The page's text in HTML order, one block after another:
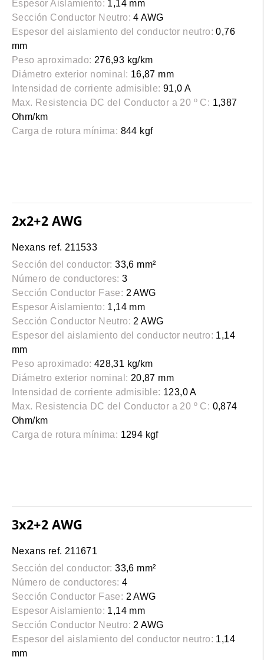
Espesor Aislamiento: 1,14 mm
Sección Conductor Neutro: 4 AWG
Espesor del aislamiento del conductor neutro: 0,76
mm
Peso aproximado: 276,93 kg/km
Diámetro exterior nominal: 16,87 mm
Intensidad de corriente admisible: 91,0 A
Max. Resistencia DC del Conductor a 20 º C: 1,387
Ohm/km
Carga de rotura mínima: 844 kgf
2x2+2 AWG
Nexans ref. 211533
Sección del conductor: 33,6 mm²
Número de conductores: 3
Sección Conductor Fase: 2 AWG
Espesor Aislamiento: 1,14 mm
Sección Conductor Neutro: 2 AWG
Espesor del aislamiento del conductor neutro: 1,14
mm
Peso aproximado: 428,31 kg/km
Diámetro exterior nominal: 20,87 mm
Intensidad de corriente admisible: 123,0 A
Max. Resistencia DC del Conductor a 20 º C: 0,874
Ohm/km
Carga de rotura mínima: 1294 kgf
3x2+2 AWG
Nexans ref. 211671
Sección del conductor: 33,6 mm²
Número de conductores: 4
Sección Conductor Fase: 2 AWG
Espesor Aislamiento: 1,14 mm
Sección Conductor Neutro: 2 AWG
Espesor del aislamiento del conductor neutro: 1,14
mm